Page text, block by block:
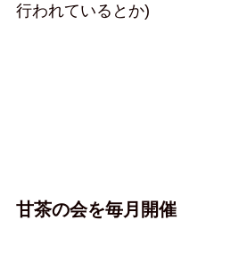
行われているとか)
甘茶の会を毎月開催